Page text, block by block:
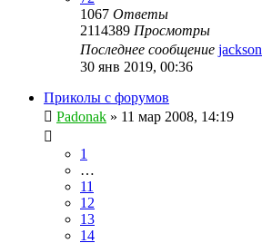
1067 Ответы
2114389 Просмотры
Последнее сообщение jackson
30 янв 2019, 00:36
Приколы с форумов
Padonak » 11 мар 2008, 14:19
1
…
11
12
13
14